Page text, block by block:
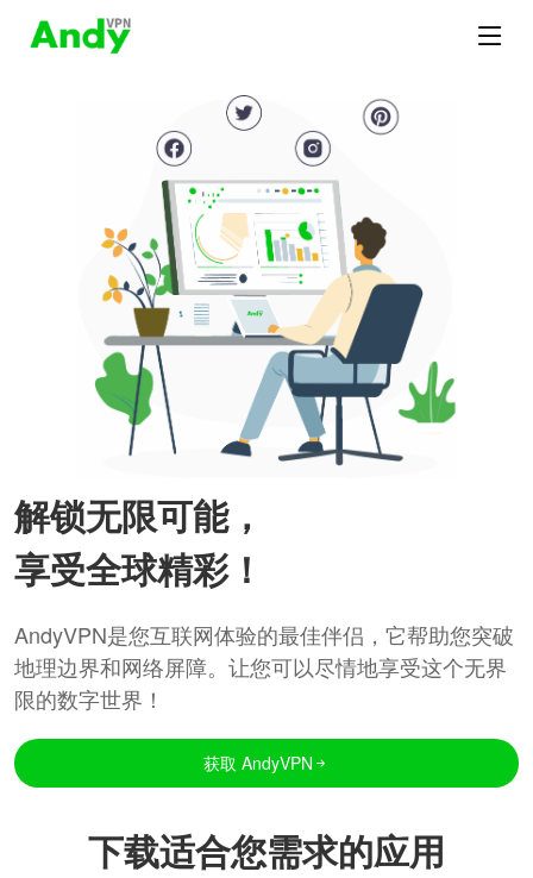
解锁无限可能，
享受全球精彩！
AndyVPN是您互联网体验的最佳伴侣，它帮助您突破
地理边界和网络屏障。让您可以尽情地享受这个无界
限的数字世界！
获取 AndyVPN
下载适合您需求的应用